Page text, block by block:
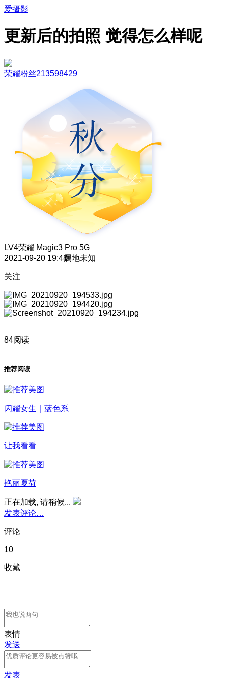
爱摄影
更新后的拍照 觉得怎么样呢
荣耀粉丝213598429
LV4荣耀 Magic3 Pro 5G
2021-09-20 19:48属地未知
关注
84阅读
推荐阅读
闪耀女生｜蓝色系
让我看看
艳丽夏荷
正在加载, 请稍候...
发表评论…
评论
10
收藏
表情
发送
发表